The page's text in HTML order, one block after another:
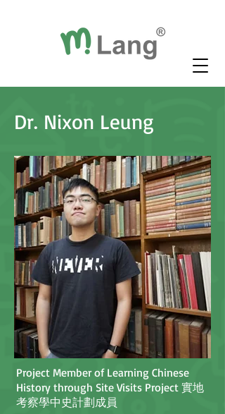
Dr. Nixon Leung
Project Member of Learning Chinese
History through Site Visits Project 實地
考察學中史計劃成員